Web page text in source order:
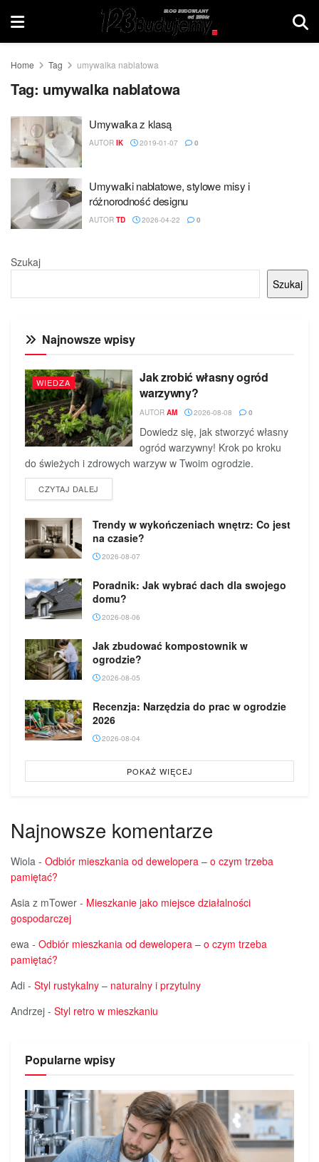
Home Tag umywalka nablatowa
Tag: umywalka nablatowa
Umywalka z klasą
AUTOR IK 2019-01-07 0
Umywalki nablatowe, stylowe misy i
różnorodność designu
AUTOR TD 2026-04-22 0
Szukaj
Szukaj
Najnowsze wpisy
WIEDZA
Jak zrobić własny ogród
warzywny?
AUTOR AM 2026-08-08 0
Dowiedz się, jak stworzyć własny
ogród warzywny! Krok po kroku
do świeżych i zdrowych warzyw w Twoim ogrodzie.
CZYTAJ DALEJ
Trendy w wykończeniach wnętrz: Co jest
na czasie?
2026-08-07
Poradnik: Jak wybrać dach dla swojego
domu?
2026-08-06
Jak zbudować kompostownik w
ogrodzie?
2026-08-05
Recenzja: Narzędzia do prac w ogrodzie
2026
2026-08-04
POKAŻ WIĘCEJ
Najnowsze komentarze
Wiola - Odbiór mieszkania od dewelopera – o czym trzeba
pamiętać?
Asia z mTower - Mieszkanie jako miejsce działalności
gospodarczej
ewa - Odbiór mieszkania od dewelopera – o czym trzeba
pamiętać?
Adi - Styl rustykalny – naturalny i przytulny
Andrzej - Styl retro w mieszkaniu
Popularne wpisy